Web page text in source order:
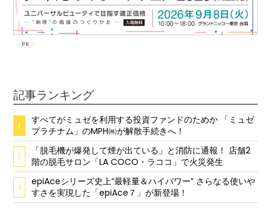
PR
記事ランキング
1
すべてがミュゼを利用する投資ファンドのためか 「ミュゼ
プラチナム」のMPH㈱が解散手続きへ！
2
「脱毛機が爆発して煙が出ている」と消防に通報！ 店舗2
階の脱毛サロン「LA COCO・ラココ」で火災発生
3
epiAceシリーズ史上“最軽量＆ハイパワー” さらなる使いや
すさを実現した「epiAce７」が新登場！